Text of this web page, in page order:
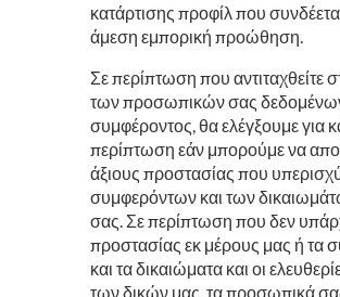
κατάρτισης προφίλ που
άμεση εμπορική προώθηση.
Σε περίπτωση που αντιταχθείτε
των προσωπικών σας
συμφέροντος, θα ελέγξουμε για
περίπτωση εάν μπορούμε να
άξιους προστασίας που
συμφερόντων και των
σας. Σε περίπτωση που δεν
προστασίας εκ μέρους μας ή τα
και τα δικαιώματα και οι
των δικών μας, τα προσωπικά